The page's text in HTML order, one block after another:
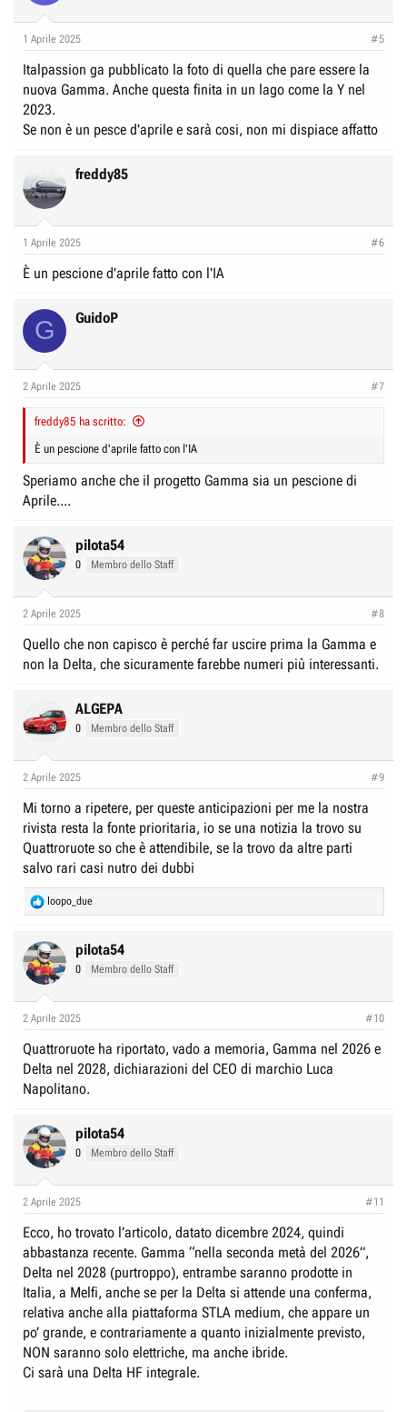
1 Aprile 2025 #5
Italpassion ga pubblicato la foto di quella che pare essere la
nuova Gamma. Anche questa finita in un lago come la Y nel
2023.
Se non è un pesce d'aprile e sarà cosi, non mi dispiace affatto
freddy85
1 Aprile 2025 #6
È un pescione d'aprile fatto con l'IA
G GuidoP
2 Aprile 2025 #7
freddy85 ha scritto:
È un pescione d'aprile fatto con l'IA
Speriamo anche che il progetto Gamma sia un pescione di
Aprile....
pilota54
0 Membro dello Staff
2 Aprile 2025 #8
Quello che non capisco è perché far uscire prima la Gamma e
non la Delta, che sicuramente farebbe numeri più interessanti.
ALGEPA
0 Membro dello Staff
2 Aprile 2025 #9
Mi torno a ripetere, per queste anticipazioni per me la nostra
rivista resta la fonte prioritaria, io se una notizia la trovo su
Quattroruote so che è attendibile, se la trovo da altre parti
salvo rari casi nutro dei dubbi
R
e
c
t
i
s
loopo_due
pilota54
0 Membro dello Staff
2 Aprile 2025 #10
Quattroruote ha riportato, vado a memoria, Gamma nel 2026 e
Delta nel 2028, dichiarazioni del CEO di marchio Luca
Napolitano.
pilota54
0 Membro dello Staff
2 Aprile 2025 #11
Ecco, ho trovato l’articolo, datato dicembre 2024, quindi
abbastanza recente. Gamma “nella seconda metà del 2026”,
Delta nel 2028 (purtroppo), entrambe saranno prodotte in
Italia, a Melfi, anche se per la Delta si attende una conferma,
relativa anche alla piattaforma STLA medium, che appare un
po’ grande, e contrariamente a quanto inizialmente previsto,
NON saranno solo elettriche, ma anche ibride.
Ci sarà una Delta HF integrale.